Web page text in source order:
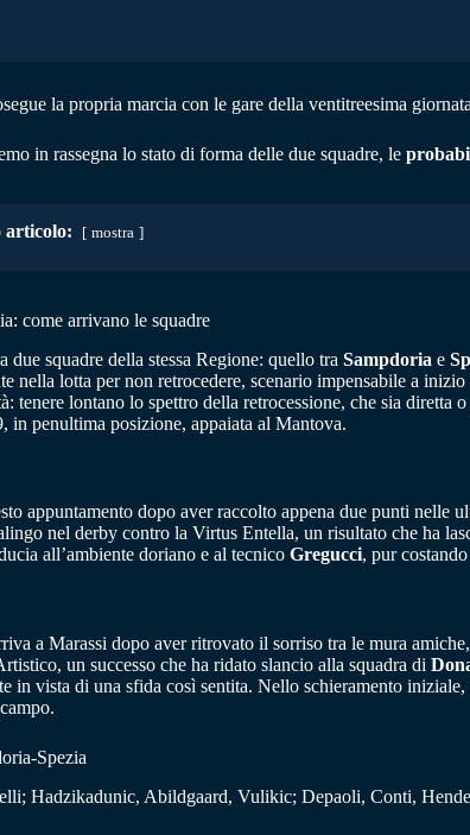
la propria marcia con le gare della ventitreesima
in rassegna lo stato di forma delle due squadre, le
articolo: mostra
come arrivano le squadre
due squadre della stessa Regione: quello tra Sampdoria e
nella lotta per non retrocedere, scenario impensabile a
tenere lontano lo spettro della retrocessione, che sia
in penultima posizione, appaiata al Mantova.
appuntamento dopo aver raccolto appena due punti
nel derby contro la Virtus Entella, un risultato che ha
all’ambiente doriano e al tecnico Gregucci, pur
a Marassi dopo aver ritrovato il sorriso tra le mura
un successo che ha ridato slancio alla squadra di
in vista di una sfida così sentita. Nello schieramento
Spezia
Hadzikadunic, Abildgaard, Vulikic; Depaoli, Conti,